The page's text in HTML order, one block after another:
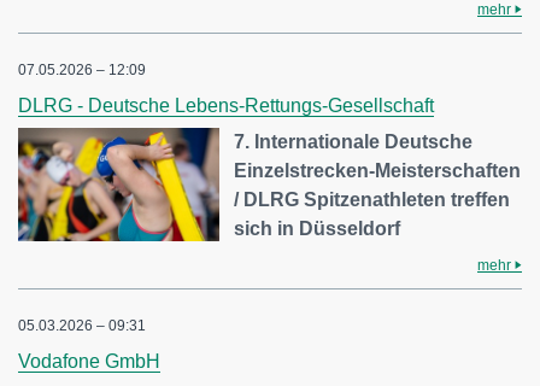
mehr
07.05.2026 – 12:09
DLRG - Deutsche Lebens-Rettungs-Gesellschaft
7. Internationale Deutsche
Einzelstrecken-Meisterschaften
/ DLRG Spitzenathleten treffen
sich in Düsseldorf
mehr
05.03.2026 – 09:31
Vodafone GmbH